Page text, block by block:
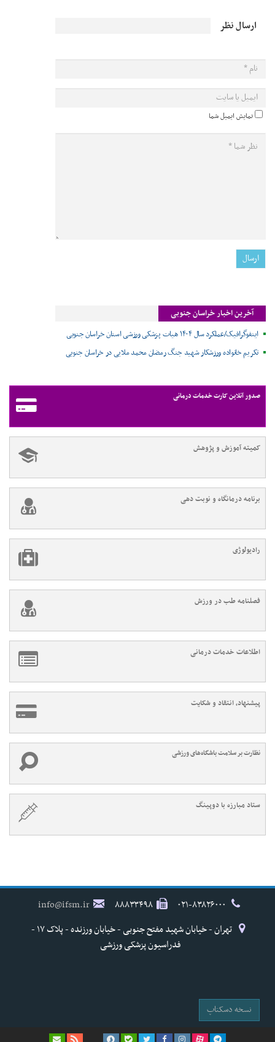
ارسال نظر
نمایش ایمیل شما
آخرین اخبار خراسان جنوبی
اینفوگرافیک/عملکرد سال ۱۴۰۴ هیات پزشکی ورزشی استان خراسان جنوبی
تکریم خانواده ورزشکار شهید جنگ رمضان محمد ملایی در خراسان جنوبی
صدور آنلاین کارت خدمات درمانی
کمیته آموزش و پژوهش
برنامه درمانگاه و نوبت دهی
رادیولوژی
فصلنامه طب در ورزش
اطلاعات خدمات درمانی
پیشنهاد، انتقاد و شکایت
نظارت بر سلامت باشگاه‌های ورزشی
ستاد مبارزه با دوپینگ
۸۸۸۳۳۴۹۸
info@ifsm.ir
تهران - خیابان شهید مفتح جنوبی - خیابان ورزنده - پلاک ۱۷ -
فدراسیون پزشکی ورزشی
نسخه دسکتاپ